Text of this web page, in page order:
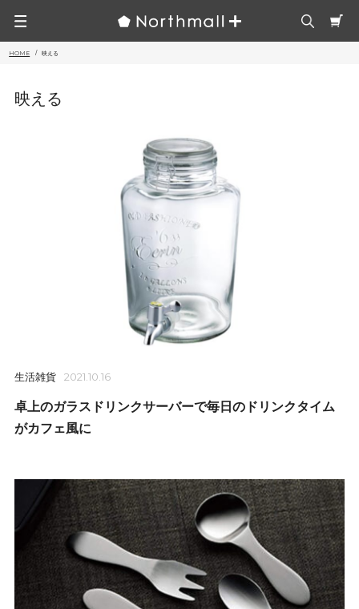
HOME 映える
映える
生活雑貨 2021.10.16
卓上のガラスドリンクサーバーで毎日のドリンクタイム
がカフェ風に